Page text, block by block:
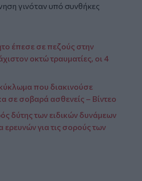
γινόταν υπό συνθήκες
έπεσε σε πεζούς στην
οκτώ τραυματίες, οι 4
που διακινούσε
σε σοβαρά ασθενείς – Βίντεο
δύτης των ειδικών δυνάμεων
ερευνών για τις σορούς των